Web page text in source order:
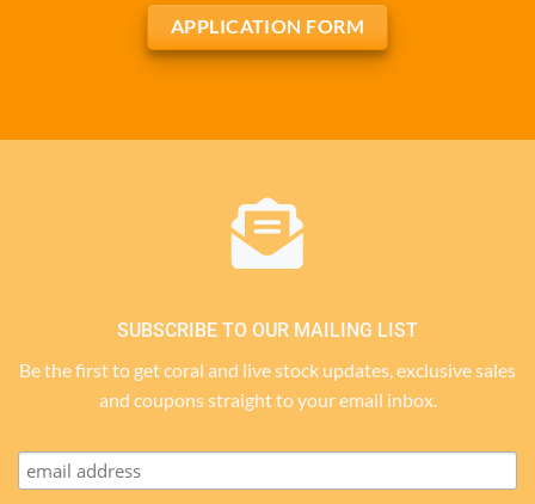
APPLICATION FORM
SUBSCRIBE TO OUR MAILING LIST
Be the first to get coral and live stock updates, exclusive sales
and coupons straight to your email inbox.